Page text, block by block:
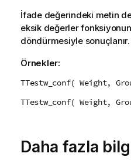
İfade değerindeki metin
eksik değerler fonksiyonun
döndürmesiyle sonuçlanır.
Örnekler:
TTestw_conf( Weight,
TTestw_conf( Weight,
Daha fazla